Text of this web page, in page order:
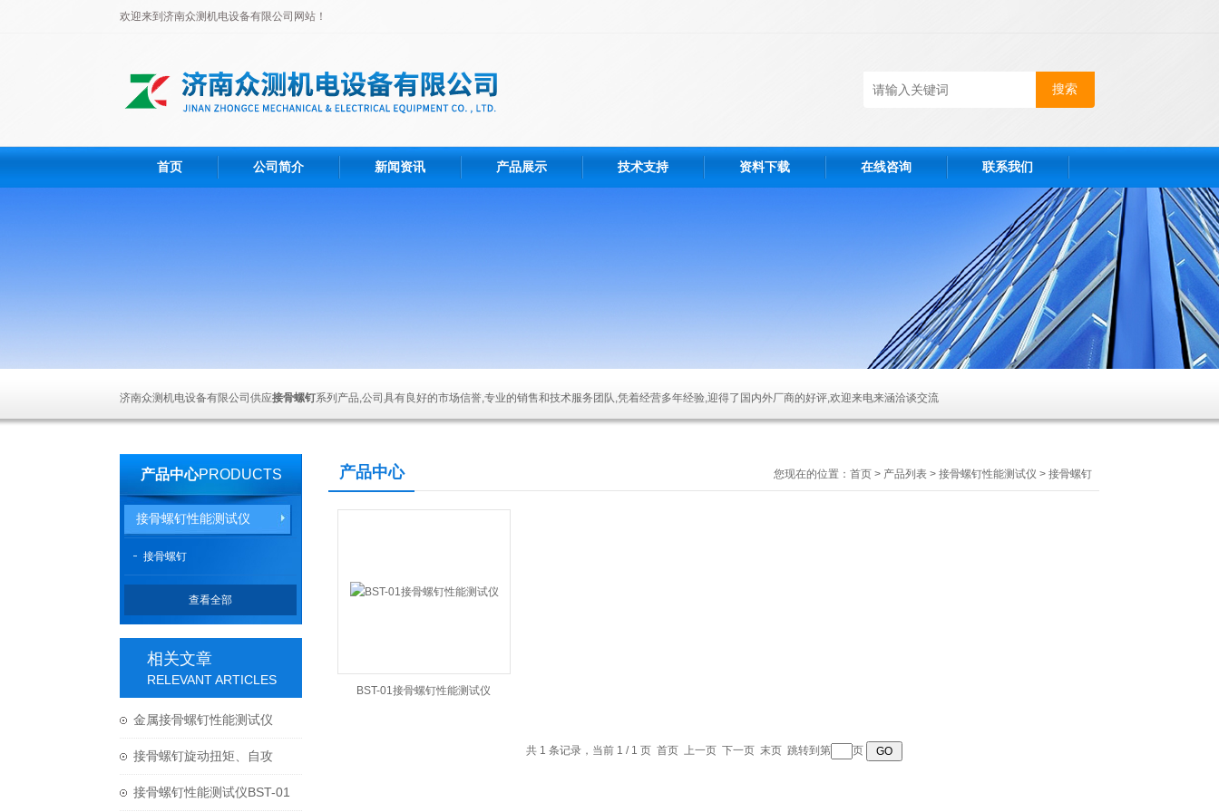
欢迎来到济南众测机电设备有限公司网站！
首页 公司简介 新闻资讯 产品展示 技术支持 资料下载 在线咨询 联系我们
济南众测机电设备有限公司供应接骨螺钉系列产品,公司具有良好的市场信誉,专业的销售和技术服务团队,凭着经营多年经验,迎得了国内外厂商的好评,欢迎来电来涵洽谈交流
产品中心PRODUCTS
接骨螺钉性能测试仪
接骨螺钉
查看全部
相关文章
RELEVANT ARTICLES
金属接骨螺钉性能测试仪
BST-01技术优势
接骨螺钉旋动扭矩、自攻
力、轴向拔出、扭转等测试
接骨螺钉性能测试仪BST-01
产品中心 您现在的位置： 首页 > 产品列表 > 接骨螺钉性能测试仪 > 接骨螺钉
BST-01接骨螺钉性能测试仪
共 1 条记录，当前 1 / 1 页 首页 上一页 下一页 末页 跳转到第 页